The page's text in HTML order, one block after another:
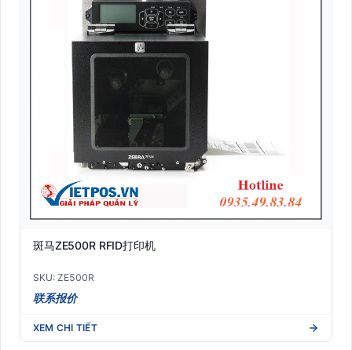
斑马ZE500R RFID打印机
SKU: ZE500R
联系报价
XEM CHI TIẾT